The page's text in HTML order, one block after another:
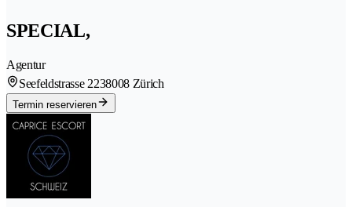
SPECIAL,
Agentur
Seefeldstrasse 2238008 Zürich
Termin reservieren